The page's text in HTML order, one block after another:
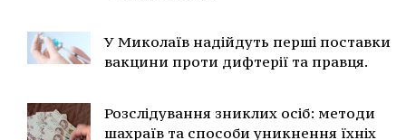
У Миколаїв надійдуть перші поставки
вакцини проти дифтерії та правця.
Розслідування зниклих осіб: методи
шахраїв та способи уникнення їхніх